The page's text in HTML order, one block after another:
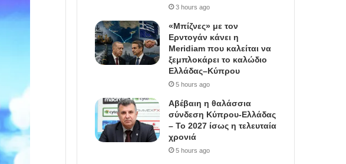
3 hours ago
«Μπίζνες» με τον
Ερντογάν κάνει η
Meridiam που καλείται να
ξεμπλοκάρει το καλώδιο
Ελλάδας–Κύπρου
5 hours ago
Αβέβαιη η θαλάσσια
σύνδεση Κύπρου-Ελλάδας
– Το 2027 ίσως η τελευταία
χρονιά
5 hours ago